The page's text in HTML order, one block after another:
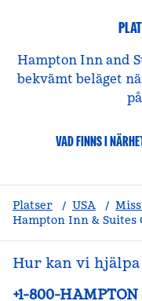
Hampton Inn and
bekvämt beläget
VAD FINNS I
Platser / USA /
Hampton Inn & Suites
Hur kan vi
Telefon:
+1-800-HAMPTON